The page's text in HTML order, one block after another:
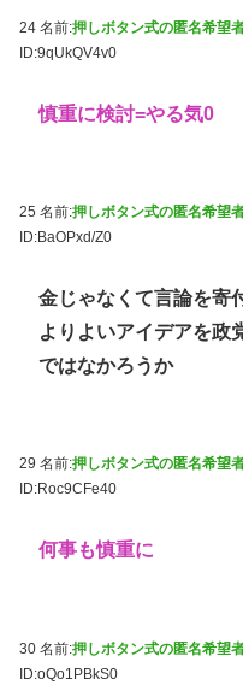
24 名前:押しボタン式の匿名希望
ID:9qUkQV4v0
慎重に検討=やる気0
25 名前:押しボタン式の匿名希望
ID:BaOPxd/Z0
金じゃなくて言論を寄
よりよいアイデアを政
ではなかろうか
29 名前:押しボタン式の匿名希望
ID:Roc9CFe40
何事も慎重に
30 名前:押しボタン式の匿名希望
ID:oQo1PBkS0